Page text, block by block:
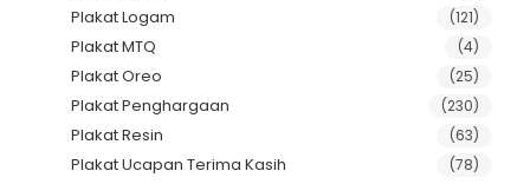
Plakat Logam (121)
Plakat MTQ (4)
Plakat Oreo (25)
Plakat Penghargaan (230)
Plakat Resin (63)
Plakat Ucapan Terima Kasih (78)